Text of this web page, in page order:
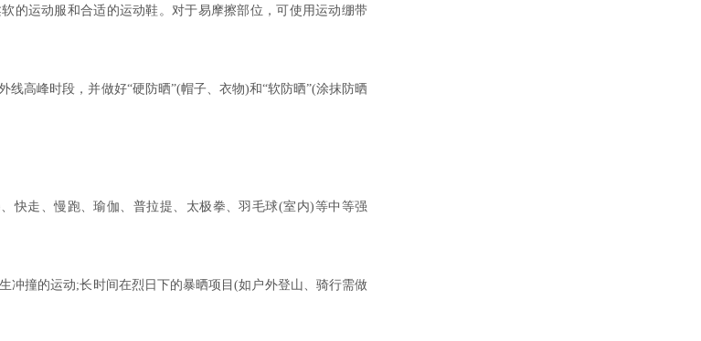
运动服和合适的运动鞋。对于易摩擦部位，可使用运动绷带
高峰时段，并做好“硬防晒”(帽子、衣物)和“软防晒”(涂抹防晒
走、慢跑、瑜伽、普拉提、太极拳、羽毛球(室内)等中等强
撞的运动;长时间在烈日下的暴晒项目(如户外登山、骑行需做